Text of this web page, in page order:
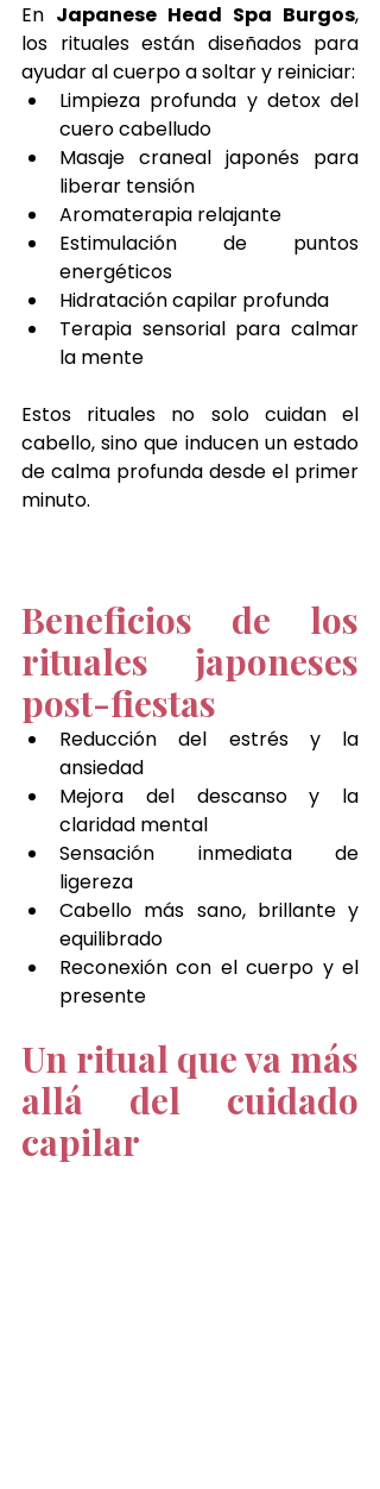
En Japanese Head Spa Burgos,
los rituales están diseñados para
ayudar al cuerpo a soltar y reiniciar:
Limpieza profunda y detox del
cuero cabelludo
Masaje craneal japonés para
liberar tensión
Aromaterapia relajante
Estimulación de puntos
energéticos
Hidratación capilar profunda
Terapia sensorial para calmar
la mente
Estos rituales no solo cuidan el
cabello, sino que inducen un estado
de calma profunda desde el primer
minuto.
Beneficios de los
rituales japoneses
post-fiestas
Reducción del estrés y la
ansiedad
Mejora del descanso y la
claridad mental
Sensación inmediata de
ligereza
Cabello más sano, brillante y
equilibrado
Reconexión con el cuerpo y el
presente
Un ritual que va más
allá del cuidado
capilar